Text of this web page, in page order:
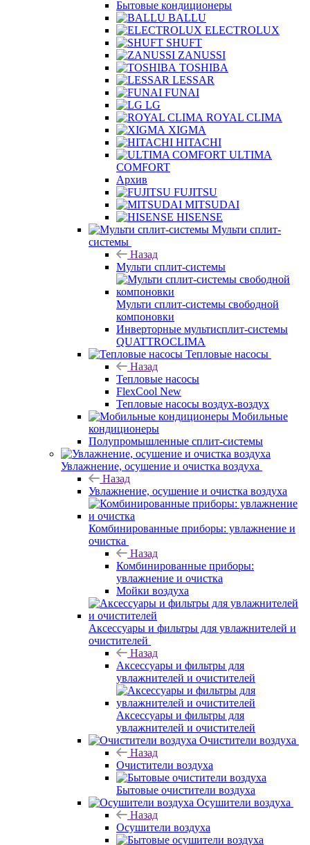
Бытовые кондиционеры
BALLU
ELECTROLUX
SHUFT
ZANUSSI
TOSHIBA
LESSAR
FUNAI
LG
ROYAL CLIMA
XIGMA
HITACHI
ULTIMA
COMFORT
Архив
FUJITSU
MITSUDAI
HISENSE
Мульти сплит-
системы
Назад
Мульти сплит-системы
Мульти сплит-системы свободной
компоновки
Инверторные мультисплит-системы
QUATTROCLIMA
Тепловые насосы
Назад
Тепловые насосы
FlexCool New
Тепловые насосы воздух-воздух
Мобильные
кондиционеры
Полупромышленные сплит-системы
Увлажнение, осушение и очистка воздуха
Назад
Увлажнение, осушение и очистка воздуха
Комбинированные приборы: увлажнение и
очистка
Назад
Комбинированные приборы:
увлажнение и очистка
Мойки воздуха
Аксессуары и фильтры для увлажнителей и
очистителей
Назад
Аксессуары и фильтры для
увлажнителей и очистителей
Аксессуары и фильтры для
увлажнителей и очистителей
Очистители воздуха
Назад
Очистители воздуха
Бытовые очистители воздуха
Осушители воздуха
Назад
Осушители воздуха